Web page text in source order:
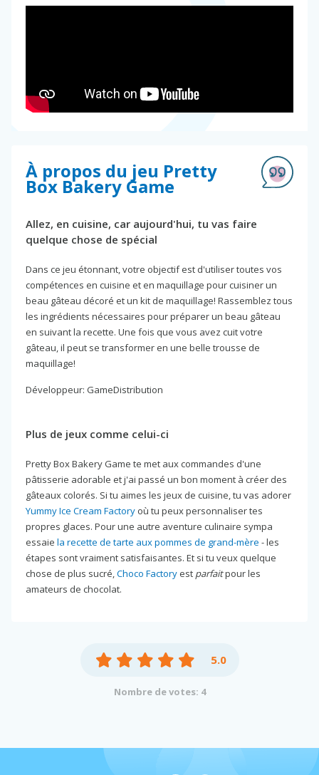
À propos du jeu Pretty
Box Bakery Game
Allez, en cuisine, car aujourd'hui, tu vas faire
quelque chose de spécial
Dans ce jeu étonnant, votre objectif est d'utiliser toutes vos
compétences en cuisine et en maquillage pour cuisiner un
beau gâteau décoré et un kit de maquillage! Rassemblez tous
les ingrédients nécessaires pour préparer un beau gâteau
en suivant la recette. Une fois que vous avez cuit votre
gâteau, il peut se transformer en une belle trousse de
maquillage!
Développeur: GameDistribution
Plus de jeux comme celui-ci
Pretty Box Bakery Game te met aux commandes d'une
pâtisserie adorable et j'ai passé un bon moment à créer des
gâteaux colorés. Si tu aimes les jeux de cuisine, tu vas adorer
Yummy Ice Cream Factory où tu peux personnaliser tes
propres glaces. Pour une autre aventure culinaire sympa
essaie la recette de tarte aux pommes de grand-mère - les
étapes sont vraiment satisfaisantes. Et si tu veux quelque
chose de plus sucré,Choco Factory est parfaitpour les
amateurs de chocolat.
5.0
Nombre de votes: 4